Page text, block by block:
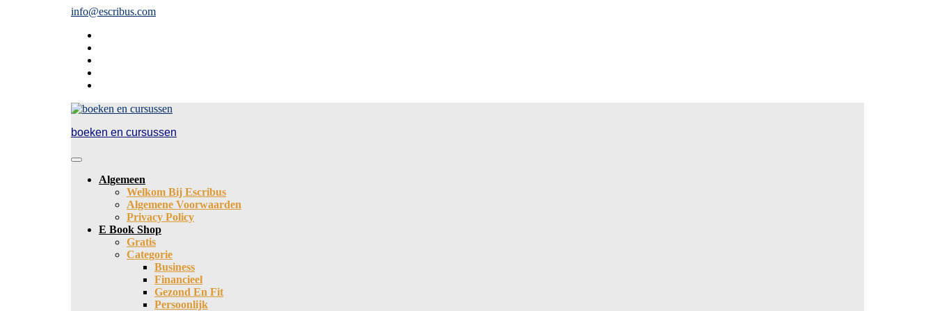
Ga
inhoud
info@escribus.com
boeken en cursussen
Open
Algemeen
Welkom Bij Escribus
Algemene Voorwaarden
Privacy Policy
E Book Shop
Gratis
Categorie
Business
Financieel
Gezond En Fit
Persoonlijk